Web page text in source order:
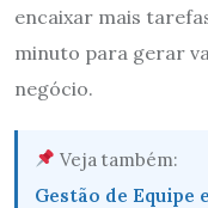
encaixar mais
minuto para gerar
negócio.
Veja também:
Gestão de Equipe